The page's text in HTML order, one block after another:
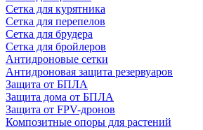
Сетка для курятника
Сетка для перепелов
Сетка для брудера
Сетка для бройлеров
Антидроновые сетки
Антидроновая защита резервуаров
Защита от БПЛА
Защита дома от БПЛА
Защита от FPV-дронов
Композитные опоры для растений